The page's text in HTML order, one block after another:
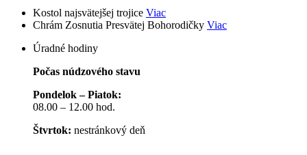
Kostol najsvätejšej trojice Viac
Chrám Zosnutia Presvätej Bohorodičky Viac
Úradné hodiny
Počas núdzového stavu
Pondelok – Piatok:
08.00 – 12.00 hod.
Štvrtok: nestránkový deň